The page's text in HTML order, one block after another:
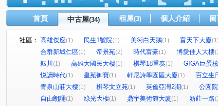
首頁 中古屋(34) 租屋(3) 個人介紹
社區： 高雄傑座(1) 民生1號院(1) 美術白天鵝(1) 富天下大廈
合群新城仁區(1) 帝景苑(2) 時代富豪(1) 博愛佳人大樓
耘川 (1) 高雄大國民大樓(1) 棋琴18重奏(1)
GIGA巨蛋
悦讀時代(1) 皇苑御寶(1) 軒尼詩學園區大廈(1)
百立生
青泉山莊大樓(1) 棋琴文立苑(1) 英倫亞灣2期(1)
公園院
自由朗誦(1) 綠光大樓(1) 鼎宇美術館大廈(1) 新莊一路